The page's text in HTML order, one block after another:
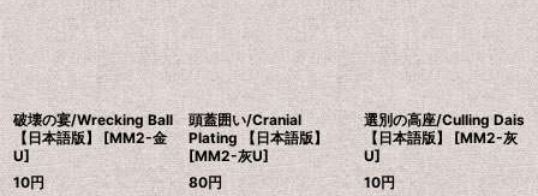
破壊の宴/Wrecking Ball
【日本語版】 [MM2-金
U]
10円
頭蓋囲い/Cranial
Plating 【日本語版】
[MM2-灰U]
80円
選別の高座/Culling Dais
【日本語版】 [MM2-灰
U]
10円